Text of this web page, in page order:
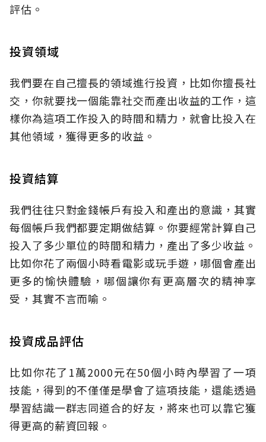
評估。
投資領域
我們要在自己擅長的領域進行投資，比如你擅長社
交，你就要找一個能靠社交而產出收益的工作，這
樣你為這項工作投入的時間和精力，就會比投入在
其他領域，獲得更多的收益。
投資結算
我們往往只對金錢帳戶有投入和產出的意識，其實
每個帳戶我們都要定期做結算。你要經常計算自己
投入了多少單位的時間和精力，產出了多少收益。
比如你花了兩個小時看電影或玩手遊，哪個會產出
更多的愉快體驗，哪個讓你有更高層次的精神享
受，其實不言而喻。
投資成品評估
比如你花了1萬2000元在50個小時內學習了一項
技能，得到的不僅僅是學會了這項技能，還能透過
學習結識一群志同道合的好友，將來也可以靠它獲
得更高的薪資回報。